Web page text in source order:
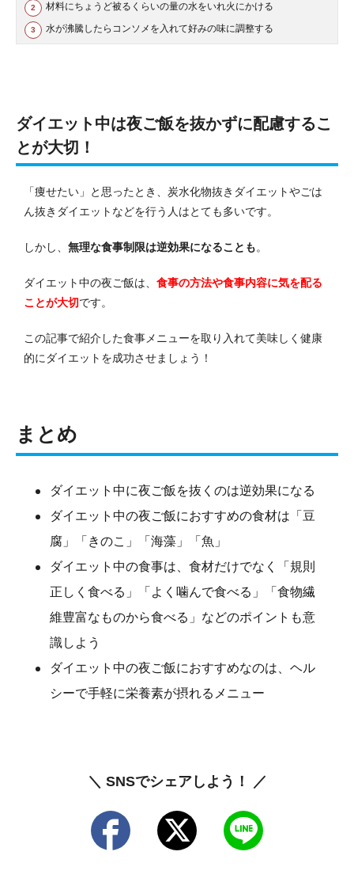
材料にちょうど被るくらいの量の水をいれ火にかける
水が沸騰したらコンソメを入れて好みの味に調整する
ダイエット中は夜ご飯を抜かずに配慮するこ
とが大切！
「痩せたい」と思ったとき、炭水化物抜きダイエットやごは
ん抜きダイエットなどを行う人はとても多いです。
しかし、 無理な食事制限は逆効果になることも。
ダイエット中の夜ご飯は、 食事の方法や食事内容に気を配る
ことが大切です。
この記事で紹介した食事メニューを取り入れて美味しく健康
的にダイエットを成功させましょう！
まとめ
ダイエット中に夜ご飯を抜くのは逆効果になる
ダイエット中の夜ご飯におすすめの食材は「豆
腐」「きのこ」「海藻」「魚」
ダイエット中の食事は、食材だけでなく「規則
正しく食べる」「よく噛んで食べる」「食物繊
維豊富なものから食べる」などのポイントも意
識しよう
ダイエット中の夜ご飯におすすめなのは、ヘル
シーで手軽に栄養素が摂れるメニュー
＼ SNSでシェアしよう！ ／